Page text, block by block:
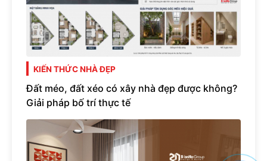
KIẾN THỨC NHÀ ĐẸP
Đất méo, đất xéo có xây nhà đẹp được không?
Giải pháp bố trí thực tế